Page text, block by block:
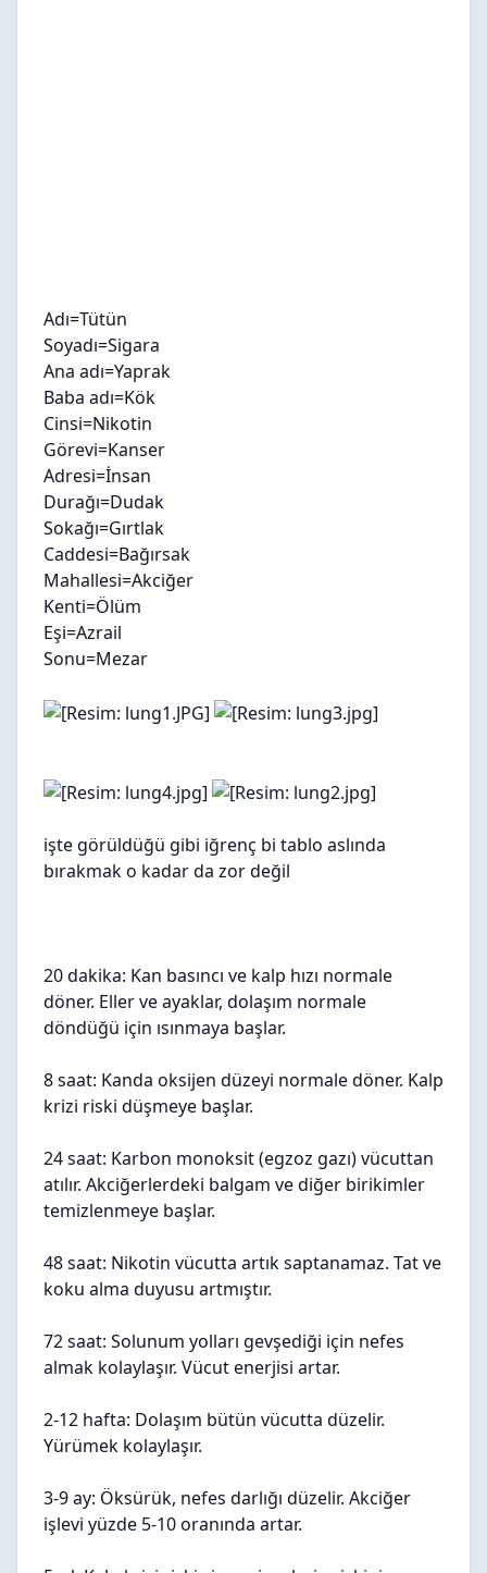
Adı=Tütün
Soyadı=Sigara
Ana adı=Yaprak
Baba adı=Kök
Cinsi=Nikotin
Görevi=Kanser
Adresi=İnsan
Durağı=Dudak
Sokağı=Gırtlak
Caddesi=Bağırsak
Mahallesi=Akciğer
Kenti=Ölüm
Eşi=Azrail
Sonu=Mezar
işte görüldüğü gibi iğrenç bi tablo aslında
bırakmak o kadar da zor değil
20 dakika: Kan basıncı ve kalp hızı normale
döner. Eller ve ayaklar, dolaşım normale
döndüğü için ısınmaya başlar.
8 saat: Kanda oksijen düzeyi normale döner. Kalp
krizi riski düşmeye başlar.
24 saat: Karbon monoksit (egzoz gazı) vücuttan
atılır. Akciğerlerdeki balgam ve diğer birikimler
temizlenmeye başlar.
48 saat: Nikotin vücutta artık saptanamaz. Tat ve
koku alma duyusu artmıştır.
72 saat: Solunum yolları gevşediği için nefes
almak kolaylaşır. Vücut enerjisi artar.
2-12 hafta: Dolaşım bütün vücutta düzelir.
Yürümek kolaylaşır.
3-9 ay: Öksürük, nefes darlığı düzelir. Akciğer
işlevi yüzde 5-10 oranında artar.